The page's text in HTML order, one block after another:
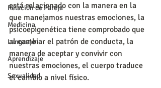
Relación de Pareja
Medicina
Lenguaje
Aprendizaje
Sexualidad
está relacionado con la manera en la
que manejamos nuestras emociones, la
psicoepigenética tiene comprobado que
al cambiar el patrón de conducta, la
manera de aceptar y convivir con
nuestras emociones, el cuerpo traduce
el cambio a nivel físico.